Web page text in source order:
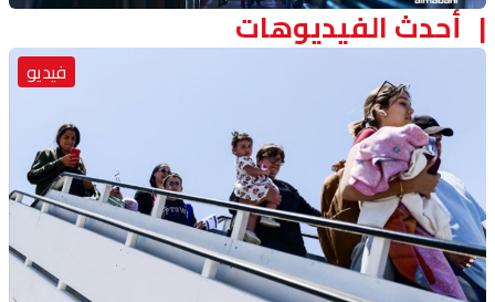
أحدث الفيديوهات
فيديو